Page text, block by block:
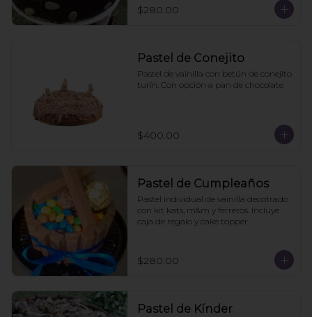
$280.00
Pastel de Conejito
Pastel de vainilla con betún de conejito
turín. Con opción a pan de chocolate
$400.00
Pastel de Cumpleaños
Pastel individual de vainilla decotrado
con kit kats, m&m y ferreros. Incluye
caja de regalo y cake topper
$280.00
Pastel de Kínder